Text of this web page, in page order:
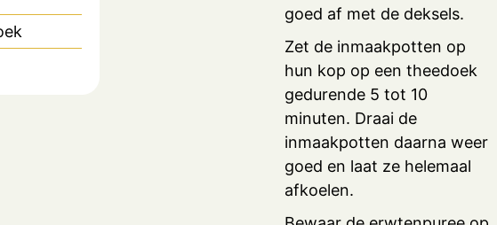
goed af met de deksels.
Zet de inmaakpotten op
hun kop op een theedoek
gedurende 5 tot 10
minuten. Draai de
inmaakpotten daarna weer
goed en laat ze helemaal
afkoelen.